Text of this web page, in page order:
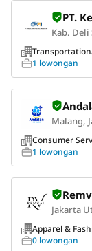
PT.
Kab.
1 lowongan
Malang,
Consumer
1 lowongan
Jakarta
Apparel &
0 lowongan